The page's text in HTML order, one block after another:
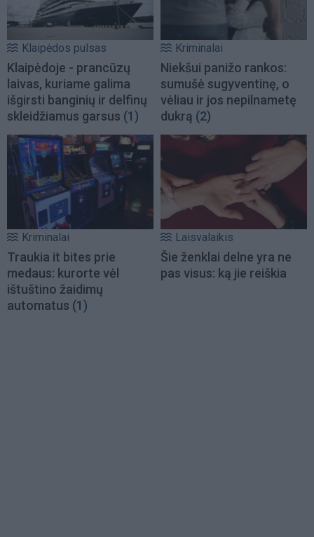
Klaipėdos pulsas
Klaipėdoje - prancūzų
laivas, kuriame galima
išgirsti banginių ir delfinų
skleidžiamus garsus (1)
Kriminalai
Niekšui panižo rankos:
sumušė sugyventinę, o
vėliau ir jos nepilnametę
dukrą (2)
Kriminalai
Traukia it bites prie
medaus: kurorte vėl
ištuštino žaidimų
automatus (1)
Laisvalaikis
Šie ženklai delne yra ne
pas visus: ką jie reiškia